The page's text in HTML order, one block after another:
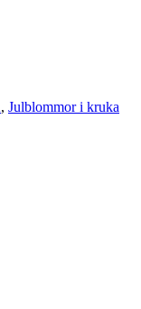
, Julblommor i kruka